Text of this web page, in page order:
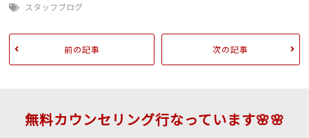
スタッフブログ
前の記事 次の記事
無料カウンセリング行なっています🌸🌸